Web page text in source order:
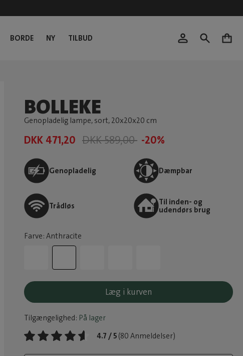
BORDE NY TILBUD 0
BOLLEKE
Genopladelig lampe, sort, 20x20x20 cm
DKK 471,20 DKK 589,00 -20%
Genopladelig Dæmpbar
Trådløs
Til inden- og
udendørs brug
Farve: Anthracite
Læg i kurven
Tilgængelighed: På lager
4.7 / 5 (80 Anmeldelser)